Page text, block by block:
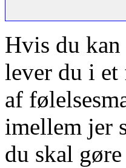
Hvis du kan
lever du i et
af
imellem jer
du skal